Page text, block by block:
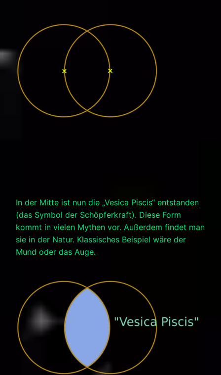
In der Mitte ist nun die „Vesica Piscis“ entstanden
(das Symbol der Schöpferkraft). Diese Form
kommt in vielen Mythen vor. Außerdem findet man
sie in der Natur. Klassisches Beispiel wäre der
Mund oder das Auge.